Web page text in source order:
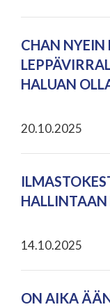
CHAN NYEIN
HALUAN
20.10.2025
14.10.2025
ON AIKA